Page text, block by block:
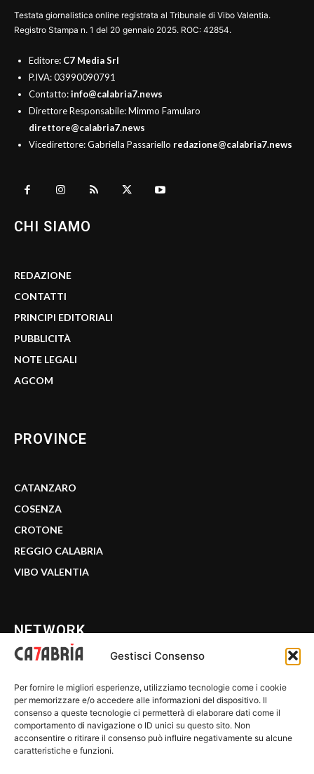
Gestisci Consenso
Per fornire le migliori esperienze, utilizziamo tecnologie come i cookie
per memorizzare e/o accedere alle informazioni del dispositivo. Il
consenso a queste tecnologie ci permetterà di elaborare dati come il
comportamento di navigazione o ID unici su questo sito. Non
acconsentire o ritirare il consenso può influire negativamente su alcune
caratteristiche e funzioni.
Testata giornalistica online registrata al Tribunale di Vibo Valentia.
Registro Stampa n. 1 del 20 gennaio 2025. ROC: 42854.
Editore: C7 Media Srl
P.IVA: 03990090791
Contatto:info@calabria7.news
Direttore Responsabile: Mimmo Famularo
direttore@calabria7.news
Vicedirettore: Gabriella Passariello redazione@calabria7.news
CHI SIAMO
REDAZIONE
CONTATTI
PRINCIPI EDITORIALI
PUBBLICITÀ
NOTE LEGALI
AGCOM
PROVINCE
CATANZARO
COSENZA
CROTONE
REGGIO CALABRIA
VIBO VALENTIA
NETWORK
WE CALABRIA
C7 PLAY
MIX ZONE